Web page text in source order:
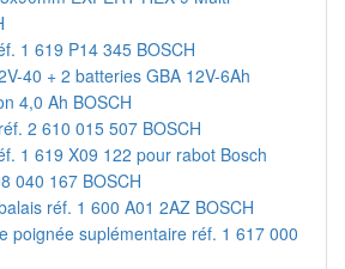
1 619 P14 345 BOSCH
40 + 2 batteries GBA 12V-6Ah
4,0 Ah BOSCH
2 610 015 507 BOSCH
1 619 X09 122 pour rabot Bosch
040 167 BOSCH
réf. 1 600 A01 2AZ BOSCH
poignée suplémentaire réf. 1 617 000